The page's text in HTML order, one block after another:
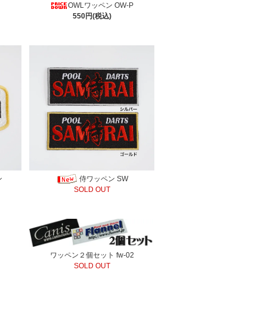
OWLワッペン OW-P
550円(税込)
侍ワッペン SW
SOLD OUT
ワッペン２個セット fw-02
SOLD OUT